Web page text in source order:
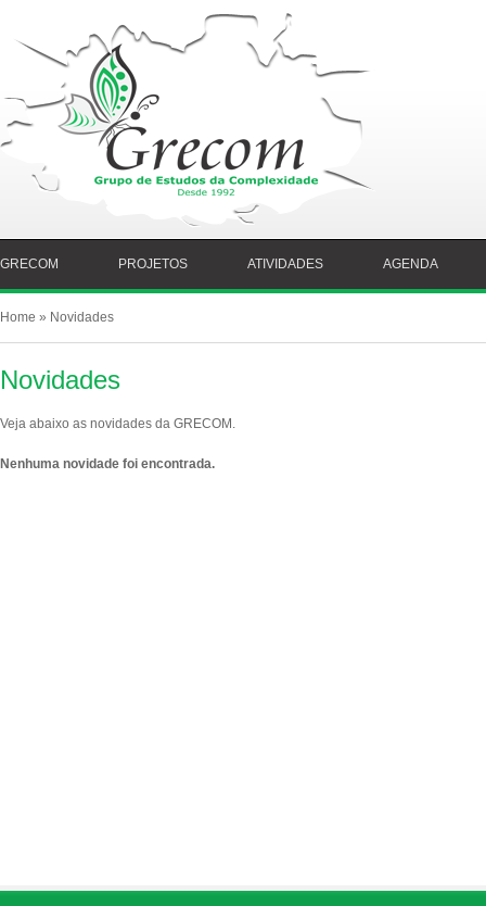
GRECOM PROJETOS ATIVIDADES AGENDA
Home » Novidades
Novidades
Veja abaixo as novidades da GRECOM.
Nenhuma novidade foi encontrada.